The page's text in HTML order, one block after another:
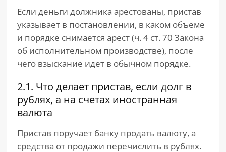
Если деньги должника арестованы, пристав
указывает в постановлении, в каком объеме
и порядке снимается арест (ч. 4 ст. 70 Закона
об исполнительном производстве), после
чего взыскание идет в обычном порядке.
2.1. Что делает пристав, если долг в
рублях, а на счетах иностранная
валюта
Пристав поручает банку продать валюту, а
средства от продажи перечислить в рублях.